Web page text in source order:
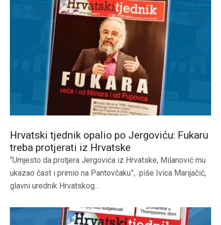
Hrvatski tjednik opalio po Jergoviću: Fukaru
treba protjerati iz Hrvatske
“Umjesto da protjera Jergovića iz Hrvatske, Milanović mu
ukazao čast i primio na Pantovčaku”, piše Ivica Marijačić,
glavni urednik Hrvatskog...